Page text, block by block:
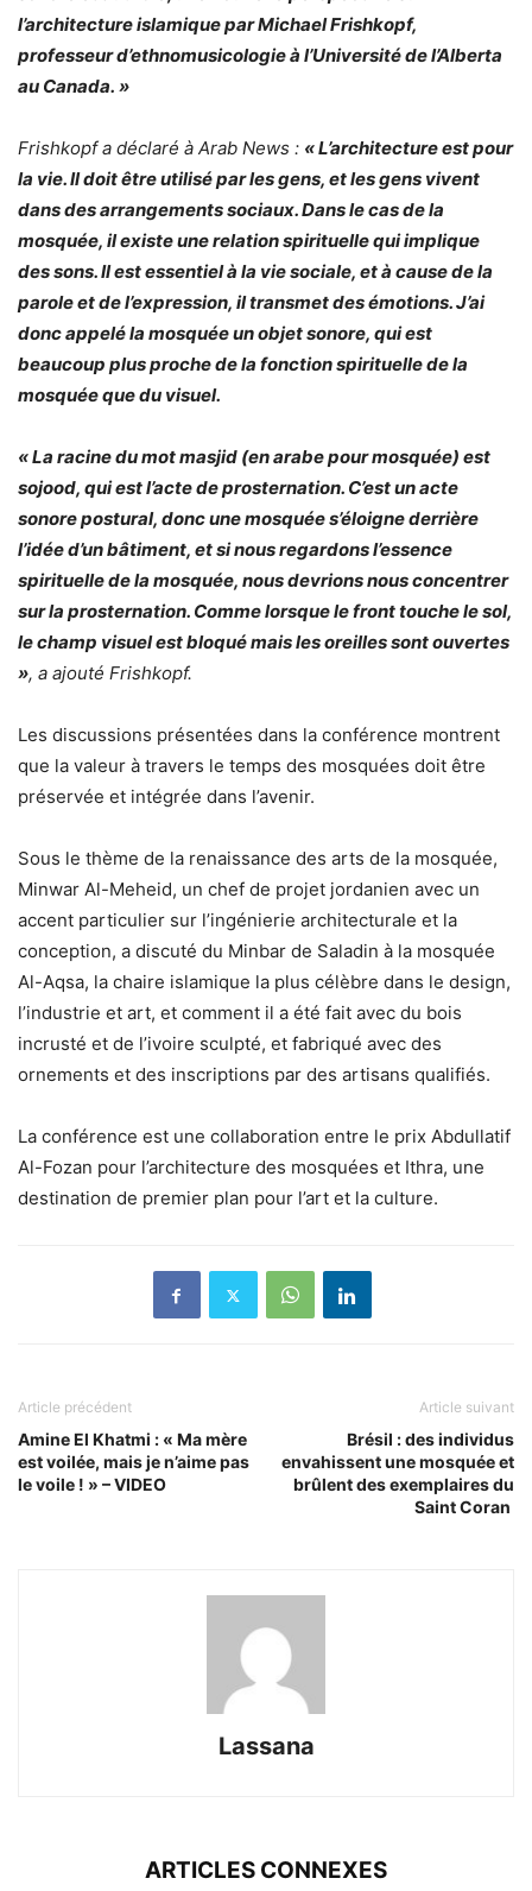
l’architecture islamique par Michael Frishkopf,
professeur d’ethnomusicologie à l’Université de l’Alberta
au Canada. »
Frishkopf a déclaré à Arab News : « L’architecture est pour
la vie. Il doit être utilisé par les gens, et les gens vivent
dans des arrangements sociaux. Dans le cas de la
mosquée, il existe une relation spirituelle qui implique
des sons. Il est essentiel à la vie sociale, et à cause de la
parole et de l’expression, il transmet des émotions. J’ai
donc appelé la mosquée un objet sonore, qui est
beaucoup plus proche de la fonction spirituelle de la
mosquée que du visuel.
« La racine du mot masjid (en arabe pour mosquée) est
sojood, qui est l’acte de prosternation. C’est un acte
sonore postural, donc une mosquée s’éloigne derrière
l’idée d’un bâtiment, et si nous regardons l’essence
spirituelle de la mosquée, nous devrions nous concentrer
sur la prosternation. Comme lorsque le front touche le sol,
le champ visuel est bloqué mais les oreilles sont ouvertes
», a ajouté Frishkopf.
Les discussions présentées dans la conférence montrent
que la valeur à travers le temps des mosquées doit être
préservée et intégrée dans l’avenir.
Sous le thème de la renaissance des arts de la mosquée,
Minwar Al-Meheid, un chef de projet jordanien avec un
accent particulier sur l’ingénierie architecturale et la
conception, a discuté du Minbar de Saladin à la mosquée
Al-Aqsa, la chaire islamique la plus célèbre dans le design,
l’industrie et art, et comment il a été fait avec du bois
incrusté et de l’ivoire sculpté, et fabriqué avec des
ornements et des inscriptions par des artisans qualifiés.
La conférence est une collaboration entre le prix Abdullatif
Al-Fozan pour l’architecture des mosquées et Ithra, une
destination de premier plan pour l’art et la culture.
Article précédent
Amine El Khatmi : « Ma mère
est voilée, mais je n’aime pas
le voile ! » – VIDEO
Article suivant
Brésil : des individus
envahissent une mosquée et
brûlent des exemplaires du
Saint Coran
Lassana
ARTICLES CONNEXES